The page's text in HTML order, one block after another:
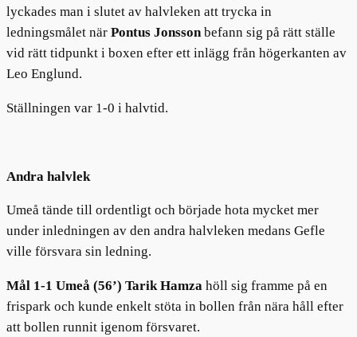
lyckades man i slutet av halvleken att trycka in
ledningsmålet när Pontus Jonssonbefann sig på rätt ställe
vid rätt tidpunkt i boxen efter ett inlägg från högerkanten av
Leo Englund.
Ställningen var 1-0 i halvtid.
Andra halvlek
Umeå tände till ordentligt och började hota mycket mer
under inledningen av den andra halvleken medans Gefle
ville försvara sin ledning.
Mål 1-1 Umeå (56’) Tarik Hamza höll sig framme på en
frispark och kunde enkelt stöta in bollen från nära håll efter
att bollen runnit igenom försvaret.